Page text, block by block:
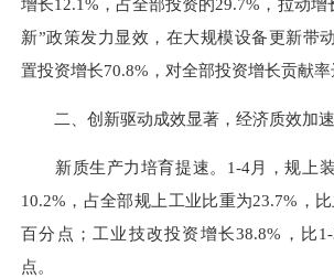
新”政策发力显效，在大规模设备更新带
置投资增长70.8%，对全部投资增长贡献率
二、创新驱动成效显著，经济质效加
新质生产力培育提速。1-4月，规上装
10.2%，占全部规上工业比重为23.7%，
百分点；工业技改投资增长38.8%，比
点。